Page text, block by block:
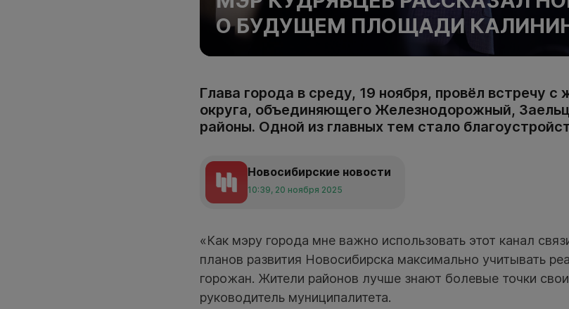
О БУДУЩЕМ ПЛОЩАДИ
Глава города в среду, 19 ноября, провёл встречу
округа, объединяющего Железнодорожный,
районы. Одной из главных тем стало
Новосибирские новости
10:39, 20 ноября 2025
«Как мэру города мне важно использовать этот канал
планов развития Новосибирска максимально учитывать
горожан. Жители районов лучше знают болевые точки
руководитель муниципалитета.